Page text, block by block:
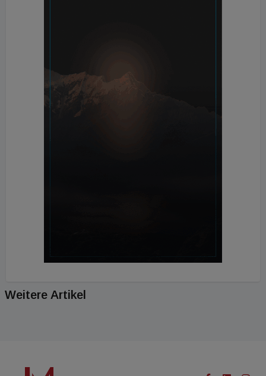
Weitere Artikel